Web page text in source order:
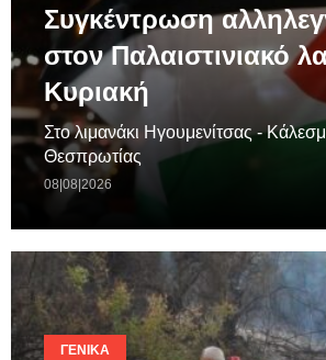
Συγκέντρωση
στον Παλαιστινιακό
Κυριακή
Στο λιμανάκι Ηγουμενίτσας -
Θεσπρωτίας
08|08|2026
ΓΕΝΙΚΆ